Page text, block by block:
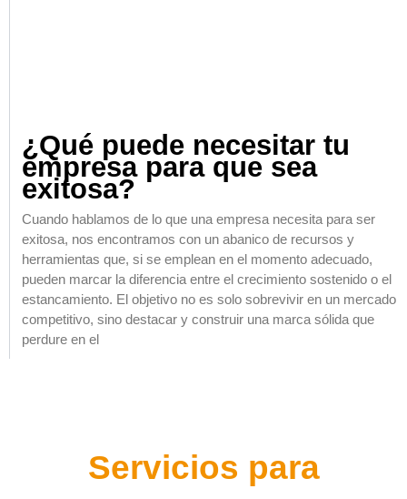
¿Qué puede necesitar tu
empresa para que sea
exitosa?
Cuando hablamos de lo que una empresa necesita para ser
exitosa, nos encontramos con un abanico de recursos y
herramientas que, si se emplean en el momento adecuado,
pueden marcar la diferencia entre el crecimiento sostenido o el
estancamiento. El objetivo no es solo sobrevivir en un mercado
competitivo, sino destacar y construir una marca sólida que
perdure en el
Servicios para